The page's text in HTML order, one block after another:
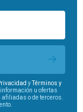
yTérminos y
u ofertas
o de terceros.